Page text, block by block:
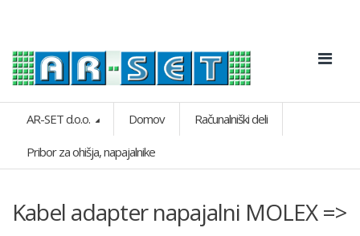
AR-SET d.o.o. Domov Računalniški deli
Pribor za ohišja, napajalnike
Kabel adapter napajalni MOLEX =>